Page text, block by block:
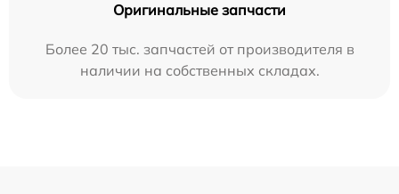
Оригинальные запчасти
Более 20 тыс. запчастей от производителя в
наличии на собственных складах.